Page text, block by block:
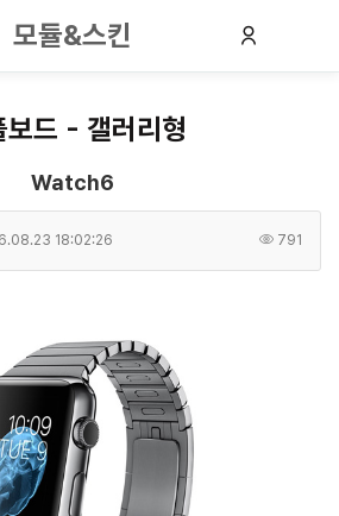
모듈&스킨
보드 - 갤러리형
Watch6
18:02:26 791